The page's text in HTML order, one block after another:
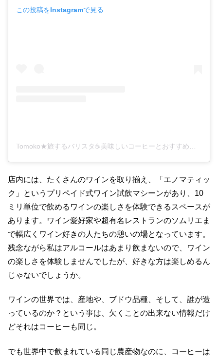
この投稿をInstagramで見る
Tomoko★旅するバリスタ☕️美味しいコーヒーとおすすめカフェ情報を発信中(@tomokoyaya)がシェアした投稿
店内には、たくさんのワインを取り揃え、「エノマティッ
ク」というプリペイド式ワイン試飲マシーンがあり、 10
ミリ単位で飲めるワインの楽しさを体験できるスペースが
あります。ワイン愛好家や超有名レストランのソムリエま
で幅広くワイン好きの人たちの憩いの場となっています。
残念ながら私はアルコールはあまり飲まないので、ワイン
の楽しさを体験しませんでしたが、好きな方は楽しめるん
じゃないでしょうか。
ワインの世界では、産地や、ブドウ品種、そして、誰が造
っているのか？という事は、欠くことの出来ない情報だけ
どそれはコーヒーも同じ。
でも世界中で飲まれている同じ農産物なのに、コーヒーは